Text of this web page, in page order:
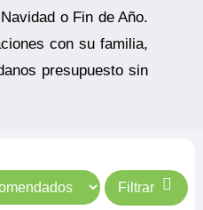
o Fin de Año.
con su familia,
presupuesto sin
Filtrar